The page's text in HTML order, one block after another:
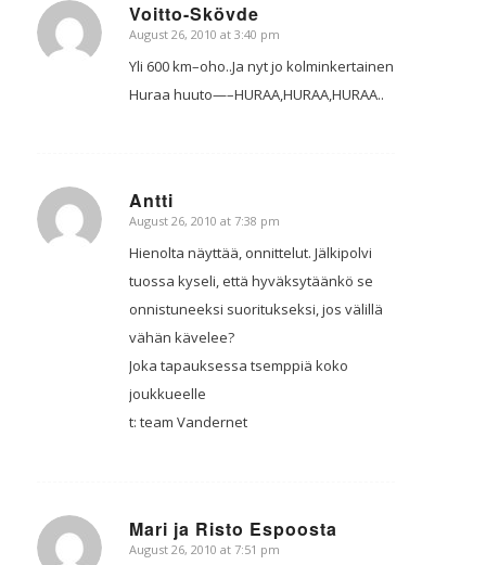
Voitto-Skövde
says:
August 26, 2010 at 3:40 pm
Yli 600 km–oho..Ja nyt jo kolminkertainen
Huraa huuto—–HURAA,HURAA,HURAA..
Antti
says:
August 26, 2010 at 7:38 pm
Hienolta näyttää, onnittelut. Jälkipolvi
tuossa kyseli, että hyväksytäänkö se
onnistuneeksi suoritukseksi, jos välillä
vähän kävelee?
Joka tapauksessa tsemppiä koko
joukkueelle
t: team Vandernet
Mari ja Risto Espoosta
says:
August 26, 2010 at 7:51 pm